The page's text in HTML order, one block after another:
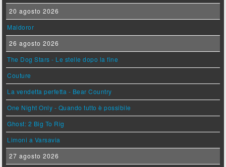
20 agosto 2026
Maldoror
26 agosto 2026
The Dog Stars - Le stelle dopo la fine
Couture
La vendetta perfetta - Bear Country
One Night Only - Quando tutto è possibile
Ghost: 2 Big To Rig
Limoni a Varsavia
27 agosto 2026